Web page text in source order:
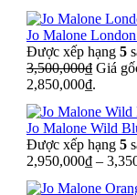
Jo Malone
Được xếp hạng 5
3,500,000₫ Giá
2,850,000₫.
Jo Malone Wild
Được xếp hạng 5
2,950,000₫ –